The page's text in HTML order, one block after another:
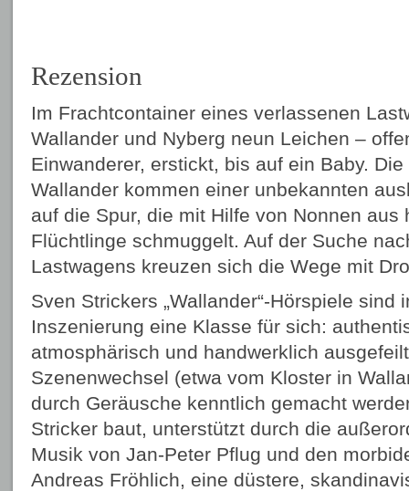
Rezension
Im Frachtcontainer eines verlassenen
Wallander und Nyberg neun Leichen –
Einwanderer, erstickt, bis auf ein Baby.
Wallander kommen einer unbekannten
auf die Spur, die mit Hilfe von Nonnen aus
Flüchtlinge schmuggelt. Auf der Suche
Lastwagens kreuzen sich die Wege mit
Sven Strickers „Wallander“-Hörspiele sind
Inszenierung eine Klasse für sich:
atmosphärisch und handwerklich
Szenenwechsel (etwa vom Kloster in
durch Geräusche kenntlich gemacht
Stricker baut, unterstützt durch die
Musik von Jan-Peter Pflug und den
Andreas Fröhlich, eine düstere,